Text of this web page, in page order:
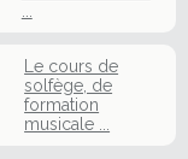
Le cours de
solfège, de
formation
musicale ...